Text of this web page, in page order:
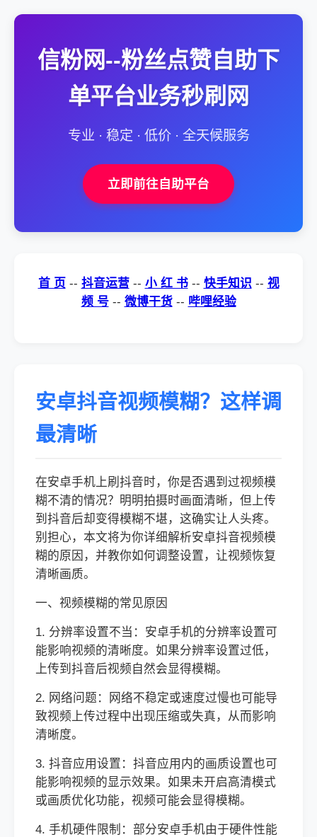
信粉网--粉丝点赞自助下
单平台业务秒刷网
专业 · 稳定 · 低价 · 全天候服务
立即前往自助平台
首 页 -- 抖音运营 -- 小 红 书 -- 快手知识 -- 视
频 号 -- 微博干货 -- 哔哩经验
安卓抖音视频模糊？这样调
最清晰
在安卓手机上刷抖音时，你是否遇到过视频模
糊不清的情况？明明拍摄时画面清晰，但上传
到抖音后却变得模糊不堪，这确实让人头疼。
别担心，本文将为你详细解析安卓抖音视频模
糊的原因，并教你如何调整设置，让视频恢复
清晰画质。
一、视频模糊的常见原因
1. 分辨率设置不当：安卓手机的分辨率设置可
能影响视频的清晰度。如果分辨率设置过低，
上传到抖音后视频自然会显得模糊。
2. 网络问题：网络不稳定或速度过慢也可能导
致视频上传过程中出现压缩或失真，从而影响
清晰度。
3. 抖音应用设置：抖音应用内的画质设置也可
能影响视频的显示效果。如果未开启高清模式
或画质优化功能，视频可能会显得模糊。
4. 手机硬件限制：部分安卓手机由于硬件性能